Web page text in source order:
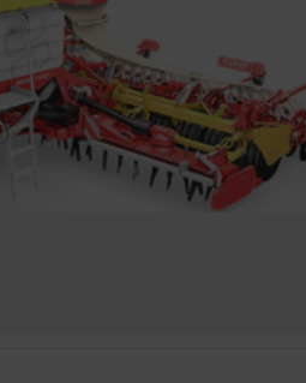
Durée
6 Mois
quels sont les